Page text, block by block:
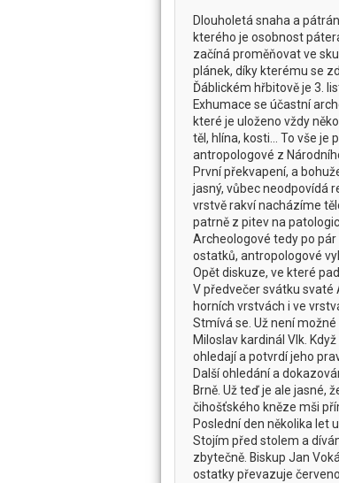
Dlouholetá snaha a
kterého je osobnost
začíná proměňovat ve
plánek, díky kterému se
Ďáblickém hřbitově je 3.
Exhumace se účastní
které je uloženo vždy
těl, hlína, kosti… To vše je
antropologové z
První překvapení, a
jasný, vůbec neodpovídá
vrstvě rakví nacházíme
patrně z pitev na
Archeologové tedy po
ostatků, antropologové
Opět diskuze, ve které
V předvečer svátku svaté
horních vrstvách i ve
Stmívá se. Už není
Miloslav kardinál Vlk.
ohledají a potvrdí jeho
Další ohledání a
Brně. Už teď je ale jasné,
čihošťského kněze mši
Poslední den několika let
Stojím před stolem a
zbytečně. Biskup Jan
ostatky převazuje